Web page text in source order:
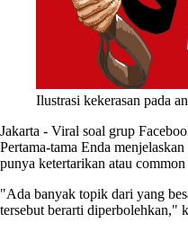
Ilustrasi kekerasan pada
Jakarta - Viral soal grup
Pertama-tama Enda menjelaskan
punya ketertarikan atau common
"Ada banyak topik dari yang
tersebut berarti diperbolehkan,"